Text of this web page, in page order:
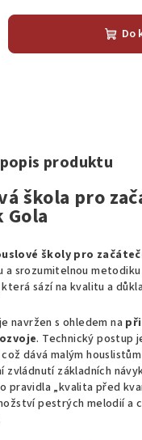
Do
produktu
škola pro
Gola
školy pro
a srozumitelnou
sází na kvalitu a
navržen s ohledem na
. Technický postup
dává malým
základních
pravidla „kvalita před
pestrých melodií a